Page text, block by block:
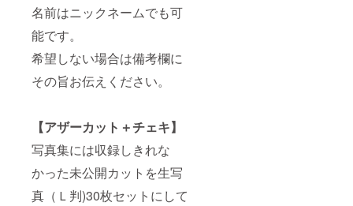
名前はニックネームでも可
能です。
希望しない場合は備考欄に
その旨お伝えください。
【アザーカット＋チェキ】
写真集には収録しきれな
かった未公開カットを生写
真（Ｌ判)30枚セットにして